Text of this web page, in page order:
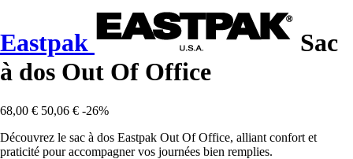
Eastpak
Sac
à dos Out Of Office
68,00 € 50,06 € -26%
Découvrez le sac à dos Eastpak Out Of Office, alliant confort et
praticité pour accompagner vos journées bien remplies.